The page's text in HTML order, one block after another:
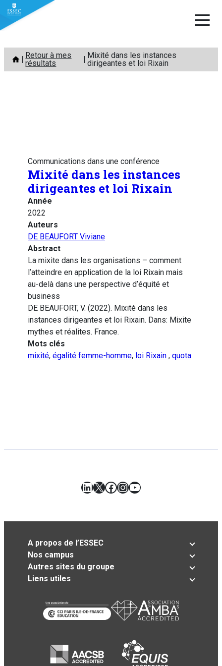
Aller
contenu
Retour à mes
résultats
Mixité dans les instances
dirigeantes et loi Rixain
Communications dans une conférence
Mixité dans les instances
dirigeantes et loi Rixain
Année
2022
Auteurs
DE BEAUFORT Viviane
Abstract
La mixite dans les organisations – comment
l’atteindre en application de la loi Rixain mais
au-delà dans une perspective d’équité et
business
DE BEAUFORT, V. (2022). Mixité dans les
instances dirigeantes et loi Rixain. Dans: Mixite
mythes et réalites. France.
Mots clés
mixité, égalité femme-homme, loi Rixain , quota
LinkedIn
X Facebook
Instagram
YouTube
A propos de l’ESSEC
Nos campus
Autres sites du groupe
Liens utiles